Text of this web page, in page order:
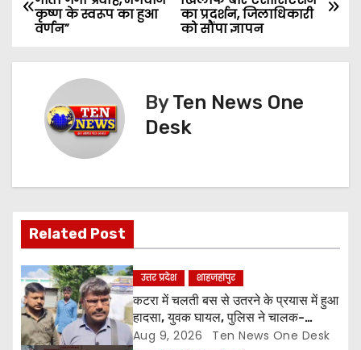
o
s
v
g
a
t
का प्रदर्शन, जिलाधिकारी
को सौंपा ज्ञापन
कृष्ण के स्वरूप का हुआ
वर्णन”
ByTen News One
Desk
Related Post
उत्तर प्रदेश शाहजहांपुर
कटरा में चलती बस से उतरने के प्रयास में हुआ
हादसा, युवक घायल, पुलिस ने चालक-
परिचालक को पूंछताछ के लिए हिरासत में लिया
Aug 9, 2026 Ten News One Desk